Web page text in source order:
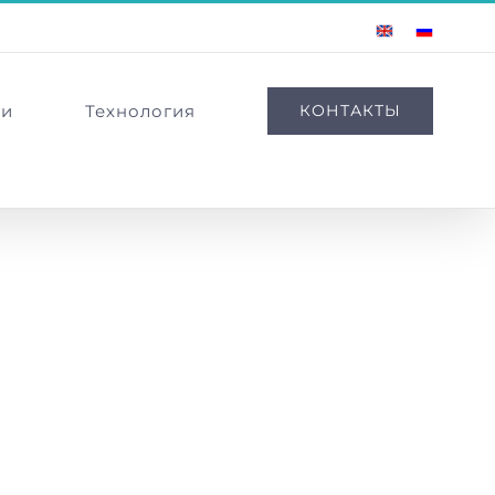
EnglishRussian
Технология КОНТАКТЫ